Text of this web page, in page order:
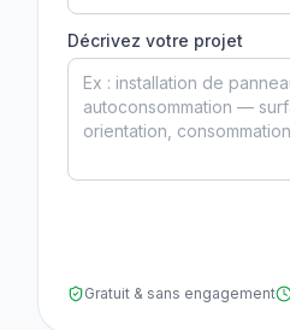
Décrivez votre projet
Gratuit & sans engagement